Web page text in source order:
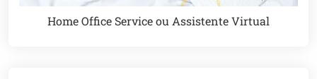
Home Office Service ou Assistente Virtual